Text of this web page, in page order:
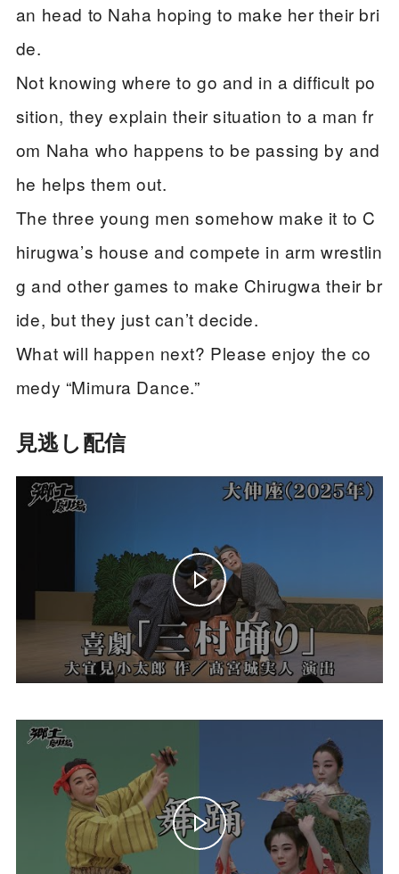
an head to Naha hoping to make her their bri
de.
Not knowing where to go and in a difficult po
sition, they explain their situation to a man fr
om Naha who happens to be passing by and
he helps them out.
The three young men somehow make it to C
hirugwa’s house and compete in arm wrestlin
g and other games to make Chirugwa their br
ide, but they just can’t decide.
What will happen next? Please enjoy the co
medy “Mimura Dance.”
見逃し配信